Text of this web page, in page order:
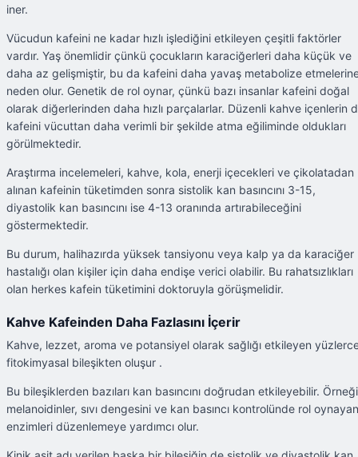
iner.
Vücudun kafeini ne kadar hızlı işlediğini etkileyen çeşitli faktörler
vardır. Yaş önemlidir çünkü çocukların karaciğerleri daha küçük ve
daha az gelişmiştir, bu da kafeini daha yavaş metabolize
neden olur. Genetik de rol oynar, çünkü bazı insanlar kafeini doğal
olarak diğerlerinden daha hızlı parçalarlar. Düzenli kahve içenlerin
kafeini vücuttan daha verimli bir şekilde atma eğiliminde oldukları
görülmektedir.
Araştırma incelemeleri, kahve, kola, enerji içecekleri ve çikolatadan
alınan kafeinin tüketimden sonra sistolik kan basıncını 3-15,
diyastolik kan basıncını ise 4-13 oranında artırabileceğini
göstermektedir.
Bu durum, halihazırda yüksek tansiyonu veya kalp ya da karaciğer
hastalığı olan kişiler için daha endişe verici olabilir. Bu rahatsızlıkları
olan herkes kafein tüketimini doktoruyla görüşmelidir.
Kahve Kafeinden Daha Fazlasını İçerir
Kahve, lezzet, aroma ve potansiyel olarak sağlığı etkileyen
fitokimyasal bileşikten oluşur .
Bu bileşiklerden bazıları kan basıncını doğrudan etkileyebilir.
melanoidinler, sıvı dengesini ve kan basıncı kontrolünde rol oynayan
enzimleri düzenlemeye yardımcı olur.